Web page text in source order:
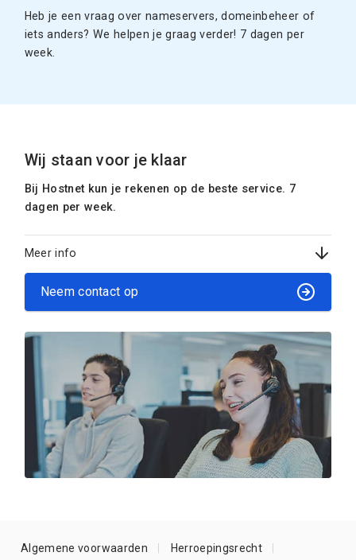
Heb je een vraag over nameservers, domeinbeheer of
iets anders? We helpen je graag verder! 7 dagen per
week.
Wij staan voor je klaar
Bij Hostnet kun je rekenen op de beste service. 7
dagen per week.
Meer info
Neem contact op
Algemene voorwaarden Herroepingsrecht